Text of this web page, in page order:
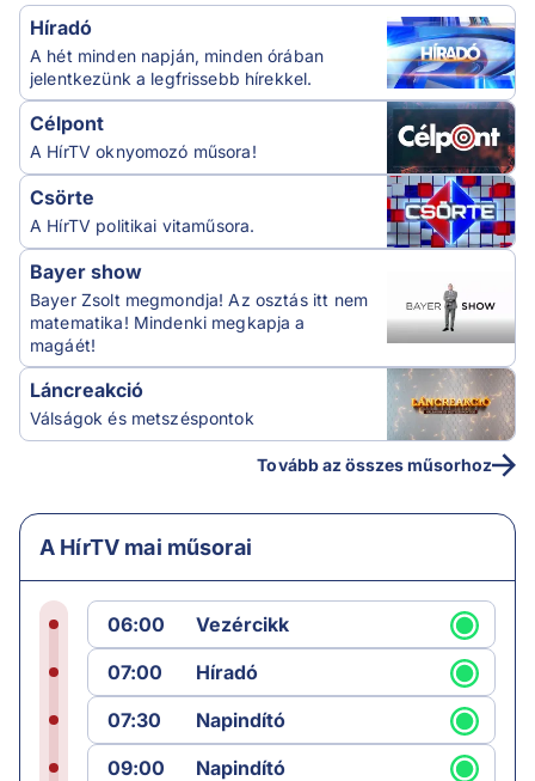
Híradó
A hét minden napján, minden órában
jelentkezünk a legfrissebb hírekkel.
Célpont
A HírTV oknyomozó műsora!
Csörte
A HírTV politikai vitaműsora.
Bayer show
Bayer Zsolt megmondja! Az osztás itt nem
matematika! Mindenki megkapja a
magáét!
Láncreakció
Válságok és metszéspontok
Tovább az összes műsorhoz
A HírTV mai műsorai
06:00
Vezércikk
07:00
Híradó
07:30
Napindító
09:00
Napindító